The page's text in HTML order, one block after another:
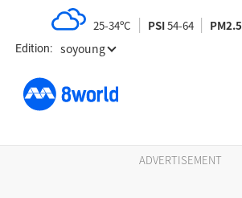
Edition: soyoung
25-34ºC PSI54-64 PM2.5
ADVERTISEMENT